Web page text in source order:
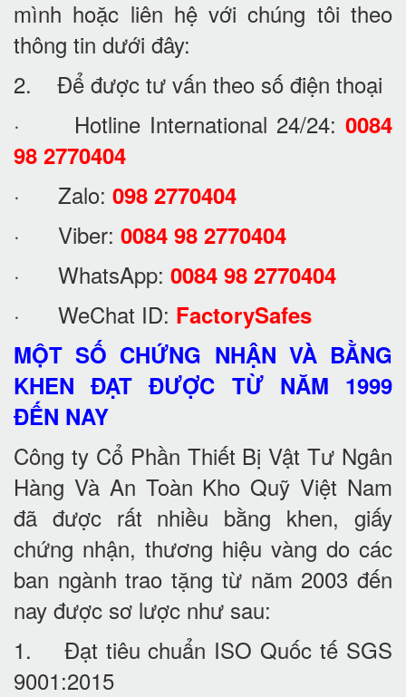
mình hoặc liên hệ với chúng tôi theo
thông tin dưới đây:
2. Để được tư vấn theo số điện thoại
· Hotline International 24/24: 0084
98 2770404
· Zalo: 098 2770404
· Viber: 0084 98 2770404
· WhatsApp: 0084 98 2770404
· WeChat ID: FactorySafes
MỘT SỐ CHỨNG NHẬN VÀ BẰNG
KHEN ĐẠT ĐƯỢC TỪ NĂM 1999
ĐẾN NAY
Công ty Cổ Phần Thiết Bị Vật Tư Ngân
Hàng Và An Toàn Kho Quỹ Việt Nam
đã được rất nhiều bằng khen, giấy
chứng nhận, thương hiệu vàng do các
ban ngành trao tặng từ năm 2003 đến
nay được sơ lược như sau:
1. Đạt tiêu chuẩn ISO Quốc tế SGS
9001:2015